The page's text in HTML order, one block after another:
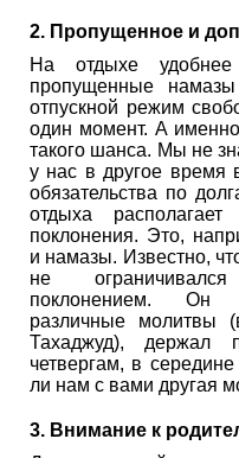
2. Пропущенное и
На отдыхе
пропущенные
отпускной режим
один момент. А
такого шанса. Мы не
у нас в другое время
обязательства по
отдыха
поклонения. Это,
и намазы. Известно,
не
поклонением. Он
различные молитвы
Тахаджуд), держал
четвергам, в
ли нам с вами другая
3. Внимание к